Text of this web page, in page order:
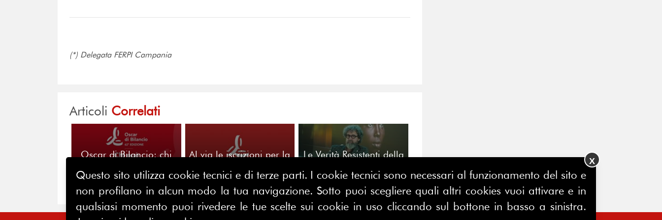
(*) Delegata FERPI Campania
Articoli Correlati
Oscar di Bilancio: chi
Sfatiamo i falsi miti sul
Premio
Al via le iscrizioni per la
di Bilancio
Le Verità Resistenti della
Intervista a Max Bustreo
Questo sito utilizza cookie tecnici e di terze parti. I cookie tecnici sono necessari al funzionamento del sito e
non profilano in alcun modo la tua navigazione. Sotto puoi scegliere quali altri cookies vuoi attivare e in
qualsiasi momento puoi rivedere le tue scelte sui cookie in uso cliccando sul bottone in basso a sinistra.
X